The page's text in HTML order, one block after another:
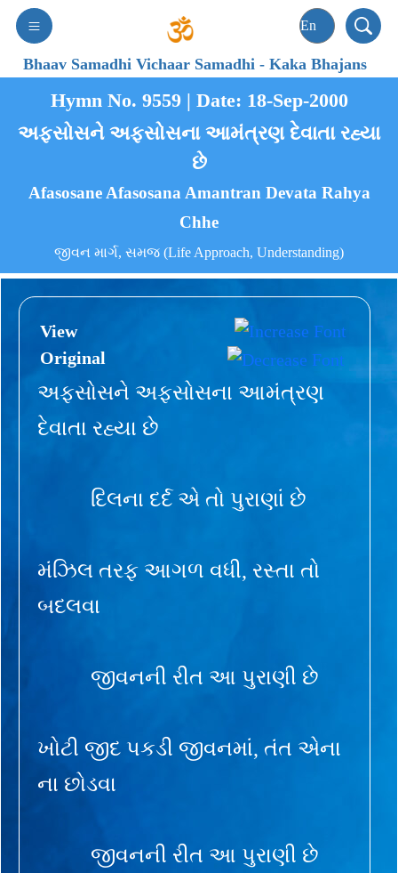
Bhaav Samadhi Vichaar Samadhi-Kaka Bhajans
Hymn No. 9559 | Date: 18-Sep-2000
અફસોસને અફસોસના આમંત્રણ દેવાતા રહ્યા
છે
Afasosane Afasosana Amantran Devata Rahya
Chhe
જીવન માર્ગ, સમજ (Life Approach, Understanding)
View
Original
અફસોસને અફસોસના આમંત્રણ
દેવાતા રહ્યા છે
દિલના દર્દ એ તો પુરાણાં છે
મંઝિલ તરફ આગળ વધી, રસ્તા તો
બદલવા
જીવનની રીત આ પુરાણી છે
ખોટી જીદ પકડી જીવનમાં, તંત એના
ના છોડવા
જીવનની રીત આ પુરાણી છે